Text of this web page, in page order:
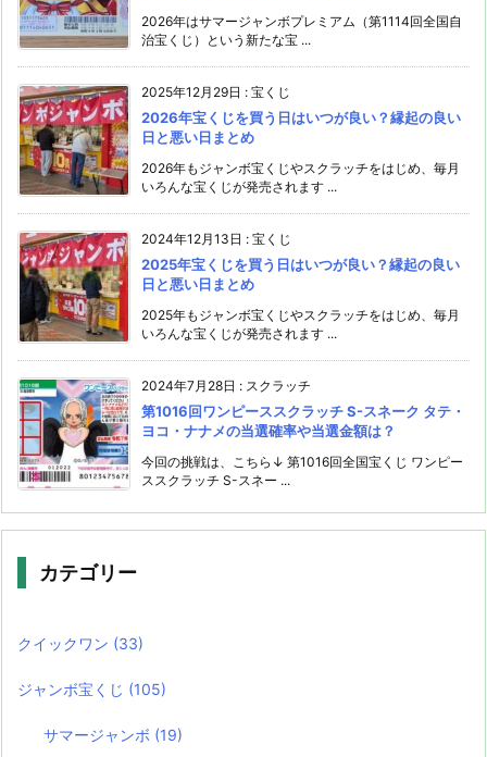
2026年はサマージャンボプレミアム（第1114回全国自
治宝くじ）という新たな宝 ...
2025年12月29日 : 宝くじ
2026年宝くじを買う日はいつが良い？縁起の良い
日と悪い日まとめ
2026年もジャンボ宝くじやスクラッチをはじめ、毎月
いろんな宝くじが発売されます ...
2024年12月13日 : 宝くじ
2025年宝くじを買う日はいつが良い？縁起の良い
日と悪い日まとめ
2025年もジャンボ宝くじやスクラッチをはじめ、毎月
いろんな宝くじが発売されます ...
2024年7月28日 : スクラッチ
第1016回ワンピーススクラッチ S-スネーク タテ・
ヨコ・ナナメの当選確率や当選金額は？
今回の挑戦は、こちら↓ 第1016回全国宝くじ ワンピー
ススクラッチ S-スネー ...
カテゴリー
クイックワン (33)
ジャンボ宝くじ (105)
サマージャンボ (19)